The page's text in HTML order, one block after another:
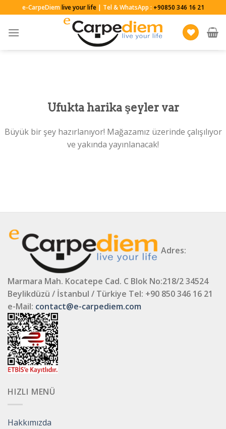
to
content
e-CarpeDiemlive your life| Tel & WhatsApp : +90850 346 16 21
Ufukta harika şeyler var
Büyük bir şey hazırlanıyor! Mağazamız üzerinde çalışılıyor
ve yakında yayınlanacak!
Adres:
Marmara Mah. Kocatepe Cad. C Blok No:218/2 34524
Beylikdüzü / İstanbul / Türkiye Tel: +90 850 346 16 21
e-Mail: contact@e-carpediem.com
HIZLI MENÜ
Hakkımızda